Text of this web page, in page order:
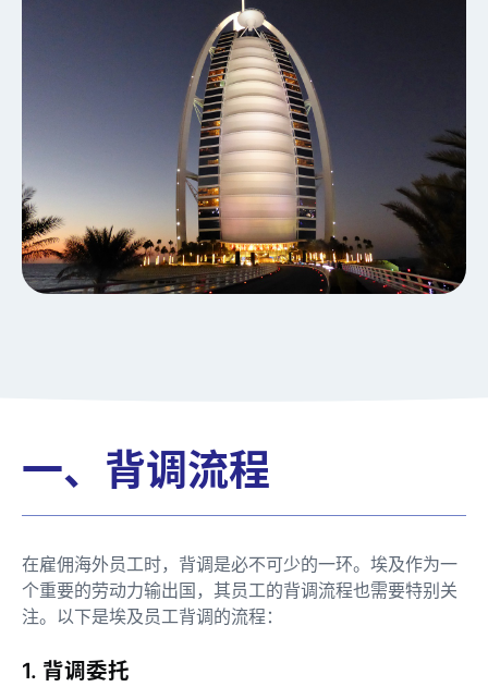
一、背调流程
在雇佣海外员工时，背调是必不可少的一环。埃及作为一
个重要的劳动力输出国，其员工的背调流程也需要特别关
注。以下是埃及员工背调的流程：
1. 背调委托